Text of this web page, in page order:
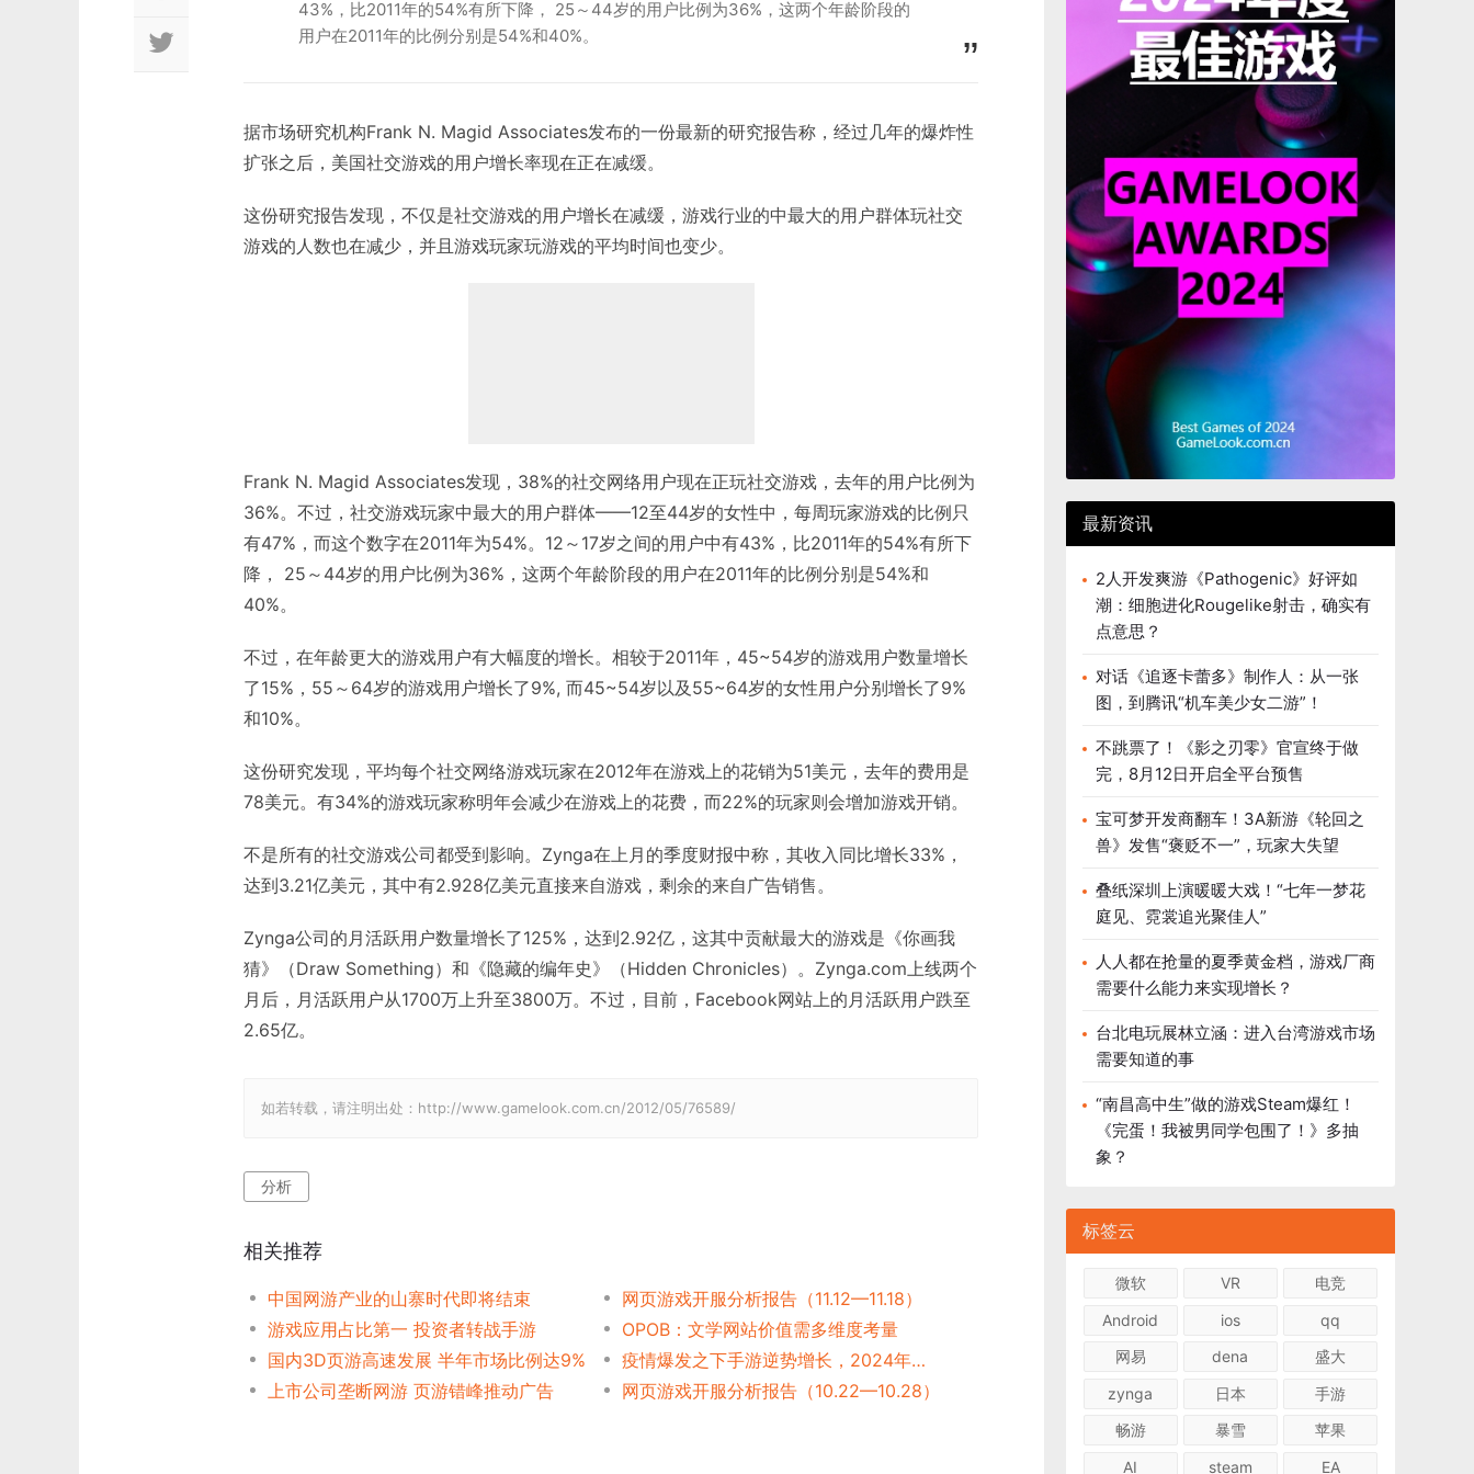
43%，比2011年的54%有所下降， 25～44岁的用户比例为36%，这两个年龄阶段的
用户在2011年的比例分别是54%和40%。
据市场研究机构Frank N. Magid Associates发布的一份最新的研究报告称，经过几年的爆炸性
扩张之后，美国社交游戏的用户增长率现在正在减缓。
这份研究报告发现，不仅是社交游戏的用户增长在减缓，游戏行业的中最大的用户群体玩社交
游戏的人数也在减少，并且游戏玩家玩游戏的平均时间也变少。
Frank N. Magid Associates发现，38%的社交网络用户现在正玩社交游戏，去年的用户比例为
36%。不过，社交游戏玩家中最大的用户群体——12至44岁的女性中，每周玩家游戏的比例只
有47%，而这个数字在2011年为54%。12～17岁之间的用户中有43%，比2011年的54%有所下
降， 25～44岁的用户比例为36%，这两个年龄阶段的用户在2011年的比例分别是54%和
40%。
不过，在年龄更大的游戏用户有大幅度的增长。相较于2011年，45~54岁的游戏用户数量增长
了15%，55～64岁的游戏用户增长了9%, 而45~54岁以及55~64岁的女性用户分别增长了9%
和10%。
这份研究发现，平均每个社交网络游戏玩家在2012年在游戏上的花销为51美元，去年的费用是
78美元。有34%的游戏玩家称明年会减少在游戏上的花费，而22%的玩家则会增加游戏开销。
不是所有的社交游戏公司都受到影响。Zynga在上月的季度财报中称，其收入同比增长33%，
达到3.21亿美元，其中有2.928亿美元直接来自游戏，剩余的来自广告销售。
Zynga公司的月活跃用户数量增长了125%，达到2.92亿，这其中贡献最大的游戏是《你画我
猜》（Draw Something）和《隐藏的编年史》（Hidden Chronicles）。Zynga.com上线两个
月后，月活跃用户从1700万上升至3800万。不过，目前，Facebook网站上的月活跃用户跌至
2.65亿。
如若转载，请注明出处：http://www.gamelook.com.cn/2012/05/76589/
分析
相关推荐
中国网游产业的山寨时代即将结束
网页游戏开服分析报告（11.12—11.18）
游戏应用占比第一 投资者转战手游
OPOB：文学网站价值需多维度考量
国内3D页游高速发展 半年市场比例达9%
疫情爆发之下手游逆势增长，2024年或……
上市公司垄断网游 页游错峰推动广告
网页游戏开服分析报告（10.22—10.28）
最新资讯
2人开发爽游《Pathogenic》好评如
潮：细胞进化Rougelike射击，确实有
点意思？
对话《追逐卡蕾多》制作人：从一张
图，到腾讯“机车美少女二游”！
不跳票了！《影之刃零》官宣终于做
完，8月12日开启全平台预售
宝可梦开发商翻车！3A新游《轮回之
兽》发售“褒贬不一”，玩家大失望
叠纸深圳上演暖暖大戏！“七年一梦花
庭见、霓裳追光聚佳人”
人人都在抢量的夏季黄金档，游戏厂商
需要什么能力来实现增长？
台北电玩展林立涵：进入台湾游戏市场
需要知道的事
“南昌高中生”做的游戏Steam爆红！
《完蛋！我被男同学包围了！》多抽
象？
标签云
微软 VR
电竞
Android
ios
qq
网易
dena
盛大
zynga
日本
手游
畅游
暴雪
苹果
AI
steam EA